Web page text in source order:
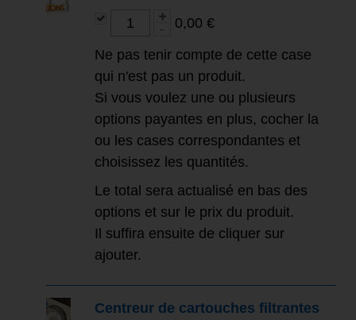
0,00 €
Ne pas tenir compte de cette case
qui n'est pas un produit.
Si vous voulez une ou plusieurs
options payantes en plus, cocher la
ou les cases correspondantes et
choisissez les quantités.
Le total sera actualisé en bas des
options et sur le prix du produit.
Il suffira ensuite de cliquer sur
ajouter.
Centreur de cartouches filtrantes